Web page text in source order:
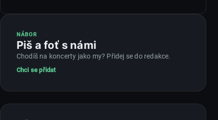
NÁBOR
Piš a foť s námi
Chodíš na koncerty jako my? Přidej se do redakce.
Chci se přidat